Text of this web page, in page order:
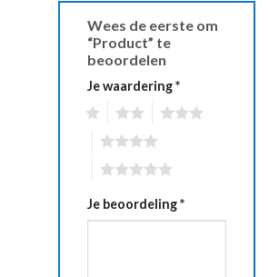
Wees de eerste om
“Product” te
beoordelen
Je waardering*
Je beoordeling*